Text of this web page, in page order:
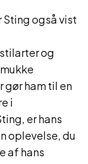
Sting også vist
og
gør ham til en
i
er hans
oplevelse, du
af hans